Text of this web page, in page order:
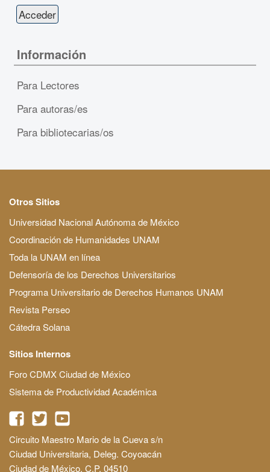
Información
Para Lectores
Para autoras/es
Para bibliotecarias/os
Otros Sitios
Universidad Nacional Autónoma de México
Coordinación de Humanidades UNAM
Toda la UNAM en línea
Defensoría de los Derechos Universitarios
Programa Universitario de Derechos Humanos UNAM
Revista Perseo
Cátedra Solana
Sitios Internos
Foro CDMX Ciudad de México
Sistema de Productividad Académica
Circuito Maestro Mario de la Cueva s/n
Ciudad Universitaria, Deleg. Coyoacán
Ciudad de México, C.P. 04510